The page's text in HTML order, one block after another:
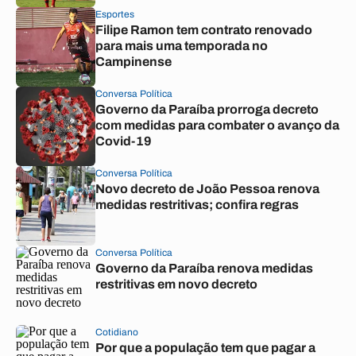
Esportes
Filipe Ramon tem contrato renovado
para mais uma temporada no
Campinense
Conversa Política
Governo da Paraíba prorroga decreto
com medidas para combater o avanço da
Covid-19
Conversa Política
Novo decreto de João Pessoa renova
medidas restritivas; confira regras
Conversa Política
Governo da Paraíba renova medidas
restritivas em novo decreto
Cotidiano
Por que a população tem que pagar a